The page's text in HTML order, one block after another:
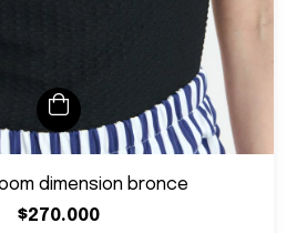
dimension bronce
$270.000